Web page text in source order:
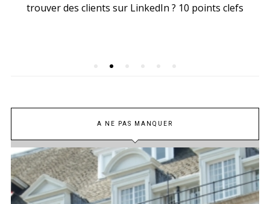
trouver des clients sur LinkedIn ? 10 points clefs
A NE PAS MANQUER